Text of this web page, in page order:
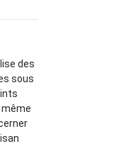
des
sous
même